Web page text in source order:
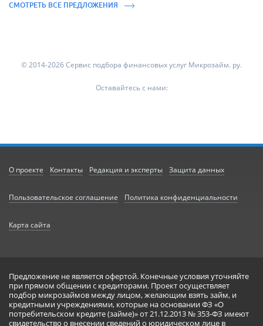
СМОТРЕТЬ ВСЕ ПРЕДЛОЖЕНИЯ
© 2014-2026 Сервис подбора финансовых услуг Микрозайм. ру.
Оставайтесь с нами:
О проекте Контакты Редакция и эксперты Защита данных
Пользовательское соглашение Политика конфиденциальности
Карта сайта
Предложение не является офертой. Конечные условия уточняйте
при прямом общении с кредиторами. Проект осуществляет
подбор микрозаймов между лицом, желающим взять займ, и
кредитными учреждениями, которые на основании ФЗ «О
потребительском кредите (займе)» от 21.12.2013 № 353-ФЗ имеют
свидетельство о внесении сведений о юридическом лице в